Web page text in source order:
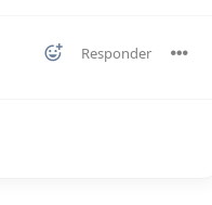
Responder